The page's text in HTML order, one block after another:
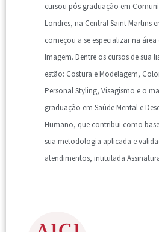
cursou pós graduação em
Londres, na Central Saint Martins
começou a se especializar na
Imagem. Dentre os cursos de sua
estão: Costura e Modelagem,
Personal Styling, Visagismo e o
graduação em Saúde Mental e
Humano, que contribui como
sua metodologia aplicada e
atendimentos, intitulada